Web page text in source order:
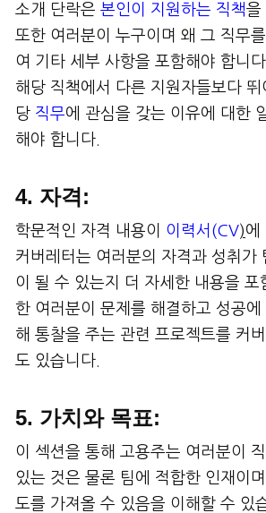
소개 단락은 본인이 지원하는 직책을
또한 여러분이 누구이며 왜 그 직무
여 기타 세부 사항을 포함해야 합니
해당 직책에서 다른 지원자들보다 뛰
당 직무에 관심을 갖는 이유에 대한
해야 합니다.
4. 자격:
학문적인 자격 내용이 이력서(CV)에
커버레터는 여러분의 자격과 성취가
이 될 수 있는지 더 자세한 내용을 포
한 여러분이 문제를 해결하고 성공에
해 통찰을 주는 관련 프로젝트를 커
도 있습니다.
5. 가치와 목표:
이 섹션을 통해 고용주는 여러분이
있는 것은 물론 팀에 적합한 인재이
도를 가져올 수 있음을 이해할 수 있